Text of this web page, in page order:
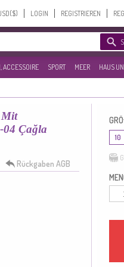
LOGIN REGISTRIEREN
ACCESSOIRE SPORT MEER HAUS
Mit
04 Çağla
Rückgaben AGB
10